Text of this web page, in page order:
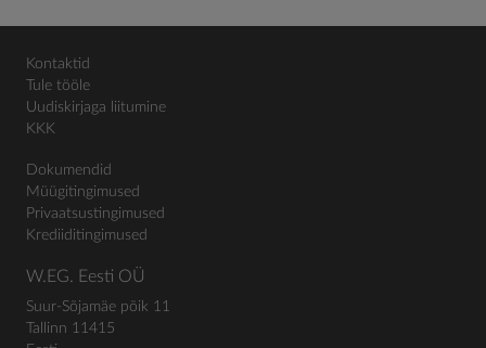
Kontaktid
Tule tööle
Uudiskirjaga liitumine
KKK
Dokumendid
Müügitingimused
Privaatsustingimused
Krediiditingimused
W.EG. Eesti OÜ
Suur-Sõjamäe põik 11
Tallinn 11415